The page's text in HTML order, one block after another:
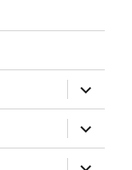
ouvrir
le
sous-
menu
ouvrir
le
sous-
menu
ouvrir